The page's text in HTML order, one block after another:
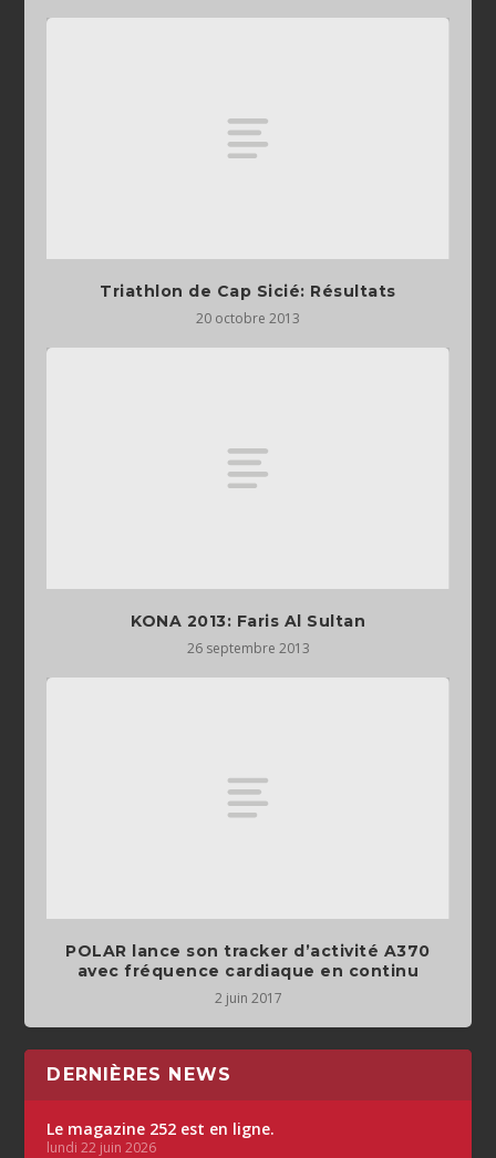
Triathlon de Cap Sicié: Résultats
20 octobre 2013
KONA 2013: Faris Al Sultan
26 septembre 2013
POLAR lance son tracker d’activité A370
avec fréquence cardiaque en continu
2 juin 2017
DERNIÈRES NEWS
Le magazine 252 est en ligne.
lundi 22 juin 2026